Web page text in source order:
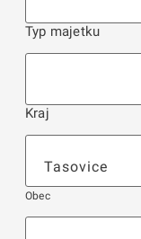
Typ majetku
Kraj
Obec